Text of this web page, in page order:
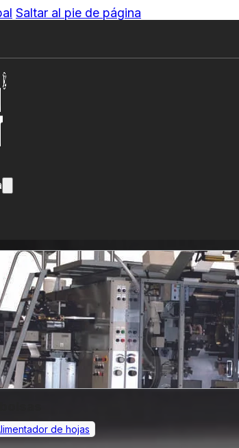
Saltar al pie de página
de hojas